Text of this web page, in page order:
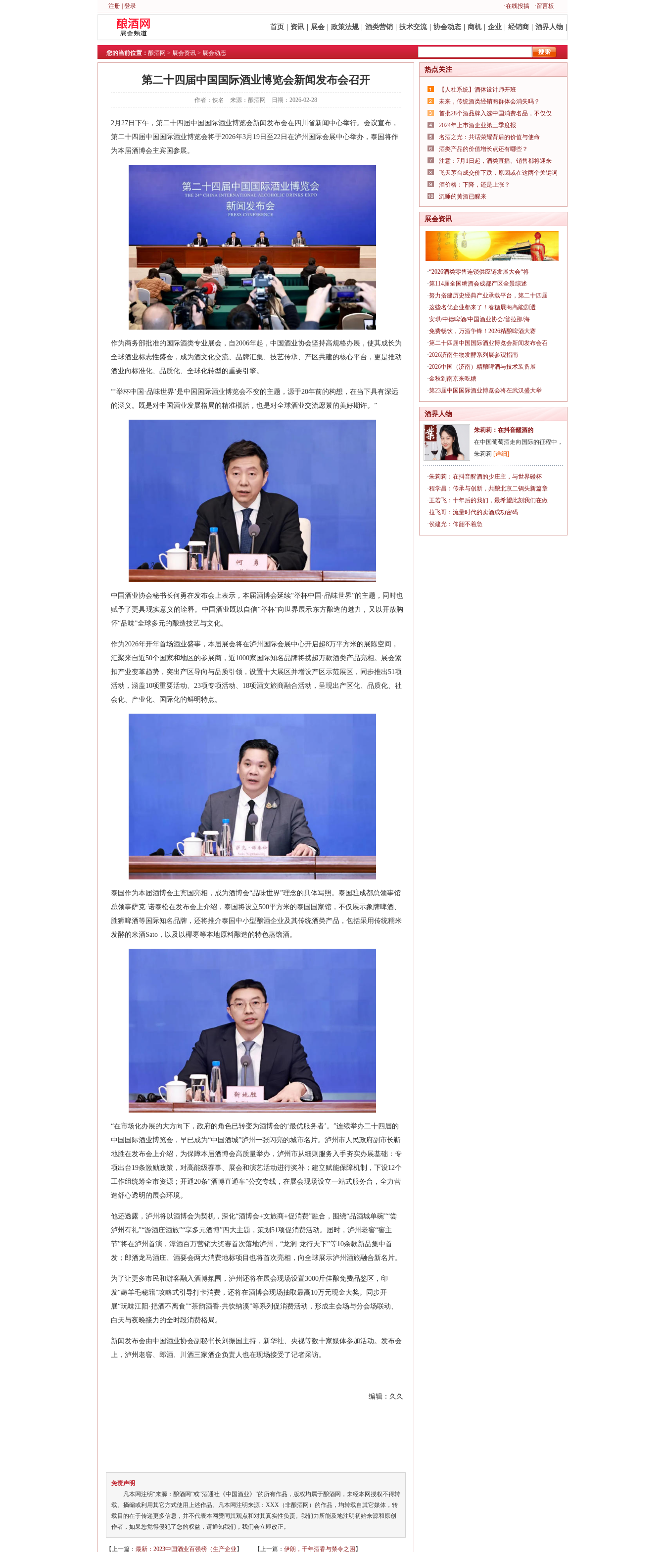
注册 登录 ·在线投搞 ·留言板
首页 资讯 展会 政策法规 酒类营销 技术交流 协会动态 商机 企业 经销商 酒界人物
您的当前位置： 酿酒网 > 展会资讯 > 展会动态
第二十四届中国国际酒业博览会新闻发布会召开
作者：佚名 来源：酿酒网 日期：2026-02-28
2月27日下午，第二十四届中国国际酒业博览会新闻发布会在四川省新闻中心举行。会议宣布，
第二十四届中国国际酒业博览会将于2026年3月19日至22日在泸州国际会展中心举办，泰国将作
为本届酒博会主宾国参展。
作为商务部批准的国际酒类专业展会，自2006年起，中国酒业协会坚持高规格办展，使其成长为
全球酒业标志性盛会，成为酒文化交流、品牌汇集、技艺传承、产区共建的核心平台，更是推动
酒业向标准化、品质化、全球化转型的重要引擎。
“‘举杯中国·品味世界’是中国国际酒业博览会不变的主题，源于20年前的构想，在当下具有深远
的涵义。既是对中国酒业发展格局的精准概括，也是对全球酒业交流愿景的美好期许。”
中国酒业协会秘书长何勇在发布会上表示，本届酒博会延续“举杯中国·品味世界”的主题，同时也
赋予了更具现实意义的诠释。中国酒业既以自信“举杯”向世界展示东方酿造的魅力，又以开放胸
怀“品味”全球多元的酿造技艺与文化。
作为2026年开年首场酒业盛事，本届展会将在泸州国际会展中心开启超8万平方米的展陈空间，
汇聚来自近50个国家和地区的参展商，近1000家国际知名品牌将携超万款酒类产品亮相。展会紧
扣产业变革趋势，突出产区导向与品质引领，设置十大展区并增设产区示范展区，同步推出51项
活动，涵盖10项重要活动、23项专项活动、18项酒文旅商融合活动，呈现出产区化、品质化、社
会化、产业化、国际化的鲜明特点。
泰国作为本届酒博会主宾国亮相，成为酒博会“品味世界”理念的具体写照。泰国驻成都总领事馆
总领事萨克·诺泰松在发布会上介绍，泰国将设立500平方米的泰国国家馆，不仅展示象牌啤酒、
胜狮啤酒等国际知名品牌，还将推介泰国中小型酿酒企业及其传统酒类产品，包括采用传统糯米
发酵的米酒Sato，以及以椰枣等本地原料酿造的特色蒸馏酒。
“在市场化办展的大方向下，政府的角色已转变为酒博会的‘最优服务者’。”连续举办二十四届的
中国国际酒业博览会，早已成为“中国酒城”泸州一张闪亮的城市名片。泸州市人民政府副市长靳
地胜在发布会上介绍，为保障本届酒博会高质量举办，泸州市从细则服务入手夯实办展基础：专
项出台19条激励政策，对高能级赛事、展会和演艺活动进行奖补；建立赋能保障机制，下设12个
工作组统筹全市资源；开通20条“酒博直通车”公交专线，在展会现场设立一站式服务台，全力营
造舒心透明的展会环境。
他还透露，泸州将以酒博会为契机，深化“酒博会+文旅商+促消费”融合，围绕“品酒城单碗”“尝
泸州有礼”“游酒庄酒旅”“享多元酒博”四大主题，策划51项促消费活动。届时，泸州老窖“窖主
节”将在泸州首演，潭酒百万营销大奖赛首次落地泸州，“龙涧·龙行天下”等10余款新品集中首
发；郎酒龙马酒庄、酒要会两大消费地标项目也将首次亮相，向全球展示泸州酒旅融合新名片。
为了让更多市民和游客融入酒博氛围，泸州还将在展会现场设置3000斤佳酿免费品鉴区，印
发“薅羊毛秘籍”攻略式引导打卡消费，还将在酒博会现场抽取最高10万元现金大奖。同步开
展“玩味江阳·把酒不离食”“茶韵酒香·共饮纳溪”等系列促消费活动，形成主会场与分会场联动、
白天与夜晚接力的全时段消费格局。
新闻发布会由中国酒业协会副秘书长刘振国主持，新华社、央视等数十家媒体参加活动。发布会
上，泸州老窖、郎酒、川酒三家酒企负责人也在现场接受了记者采访。
编辑：久久
免责声明
凡本网注明“来源：酿酒网”或“酒通社《中国酒业》”的所有作品，版权均属于酿酒网，未经本网授权不得转
载、摘编或利用其它方式使用上述作品。凡本网注明来源：XXX（非酿酒网）的作品，均转载自其它媒体，转
载目的在于传递更多信息，并不代表本网赞同其观点和对其真实性负责。我们力所能及地注明初始来源和原创
作者，如果您觉得侵犯了您的权益，请通知我们，我们会立即改正。
【上一篇： 最新：2023中国酒业百强榜（生产企业 】 【上一篇： 伊朗，千年酒香与禁令之困 】
热点关注
【人社系统】酒体设计师开班
未来，传统酒类经销商群体会消失吗？
首批28个酒品牌入选中国消费名品，不仅仅
2024年上市酒企业第三季度报
名酒之光：共话荣耀背后的价值与使命
酒类产品的价值增长点还有哪些？
注意：7月1日起，酒类直播、销售都将迎来
飞天茅台成交价下跌，原因或在这两个关键词
酒价格：下降，还是上涨？
沉睡的黄酒已醒来
展会资讯
·“2026酒类零售连锁供应链发展大会“将
·第114届全国糖酒会成都产区全景综述
·努力搭建历史经典产业承载平台，第二十四届
·这些名优企业都来了！春糖展商高能剧透
·安琪/中德啤酒/中国酒业协会/普拉那/海
·免费畅饮，万酒争锋！2026精酿啤酒大赛
·第二十四届中国国际酒业博览会新闻发布会召
·2026济南生物发酵系列展参观指南
·2026中国（济南）精酿啤酒与技术装备展
·金秋到南京来吃糖
·第23届中国国际酒业博览会将在武汉盛大举
酒界人物
朱莉莉：在抖音醒酒的
在中国葡萄酒走向国际的征程中，
朱莉莉 [详细]
·朱莉莉：在抖音醒酒的少庄主，与世界碰杯
·程学昌：传承与创新，共酿北京二锅头新篇章
·王若飞：十年后的我们，最希望此刻我们在做
·拉飞哥：流量时代的卖酒成功密码
·侯建光：仰韶不着急